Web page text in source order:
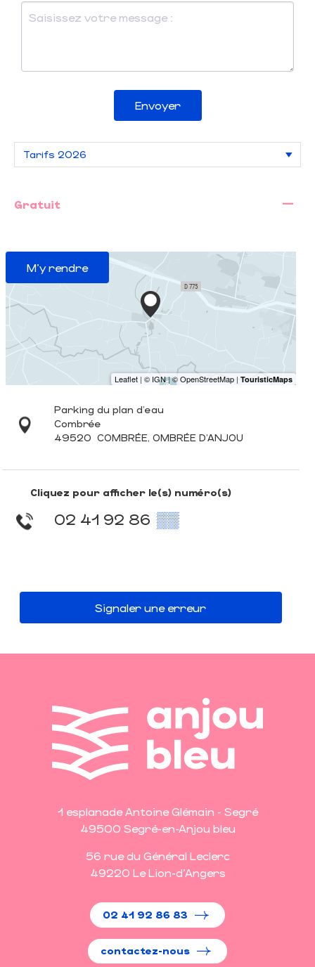
Envoyer
Gratuit —
M'y rendre
Parking du plan d'eau
Combrée
49520 COMBRÉE, OMBRÉE D'ANJOU
Cliquez pour afficher le(s) numéro(s)
02 41 92 86 ▒▒
Signaler une erreur
1 esplanade Antoine Glémain - Segré
49500 Segré-en-Anjou bleu
56 rue du Général Leclerc
49220 Le Lion-d'Angers
02 41 92 86 83
contactez-nous